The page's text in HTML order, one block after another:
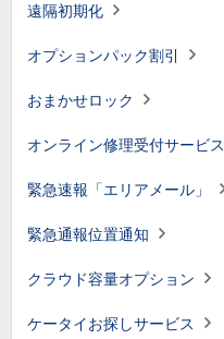
遠隔初期化
オプションパック割引
おまかせロック
オンライン修理受付サービス
緊急速報「エリアメール」
緊急通報位置通知
クラウド容量オプション
ケータイお探しサービス